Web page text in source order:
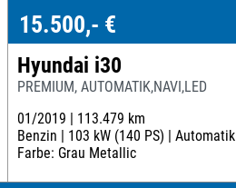
15.500,- €
Hyundai i30
PREMIUM, AUTOMATIK,NAVI,LED
01/2019 | 113.479 km
Benzin | 103 kW (140 PS) | Automatik
Farbe: Grau Metallic